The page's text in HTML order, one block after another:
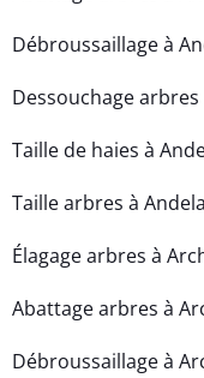
Débroussaillage à
Dessouchage
Taille de haies à
Taille arbres à
Élagage arbres à
Abattage arbres à
Débroussaillage à